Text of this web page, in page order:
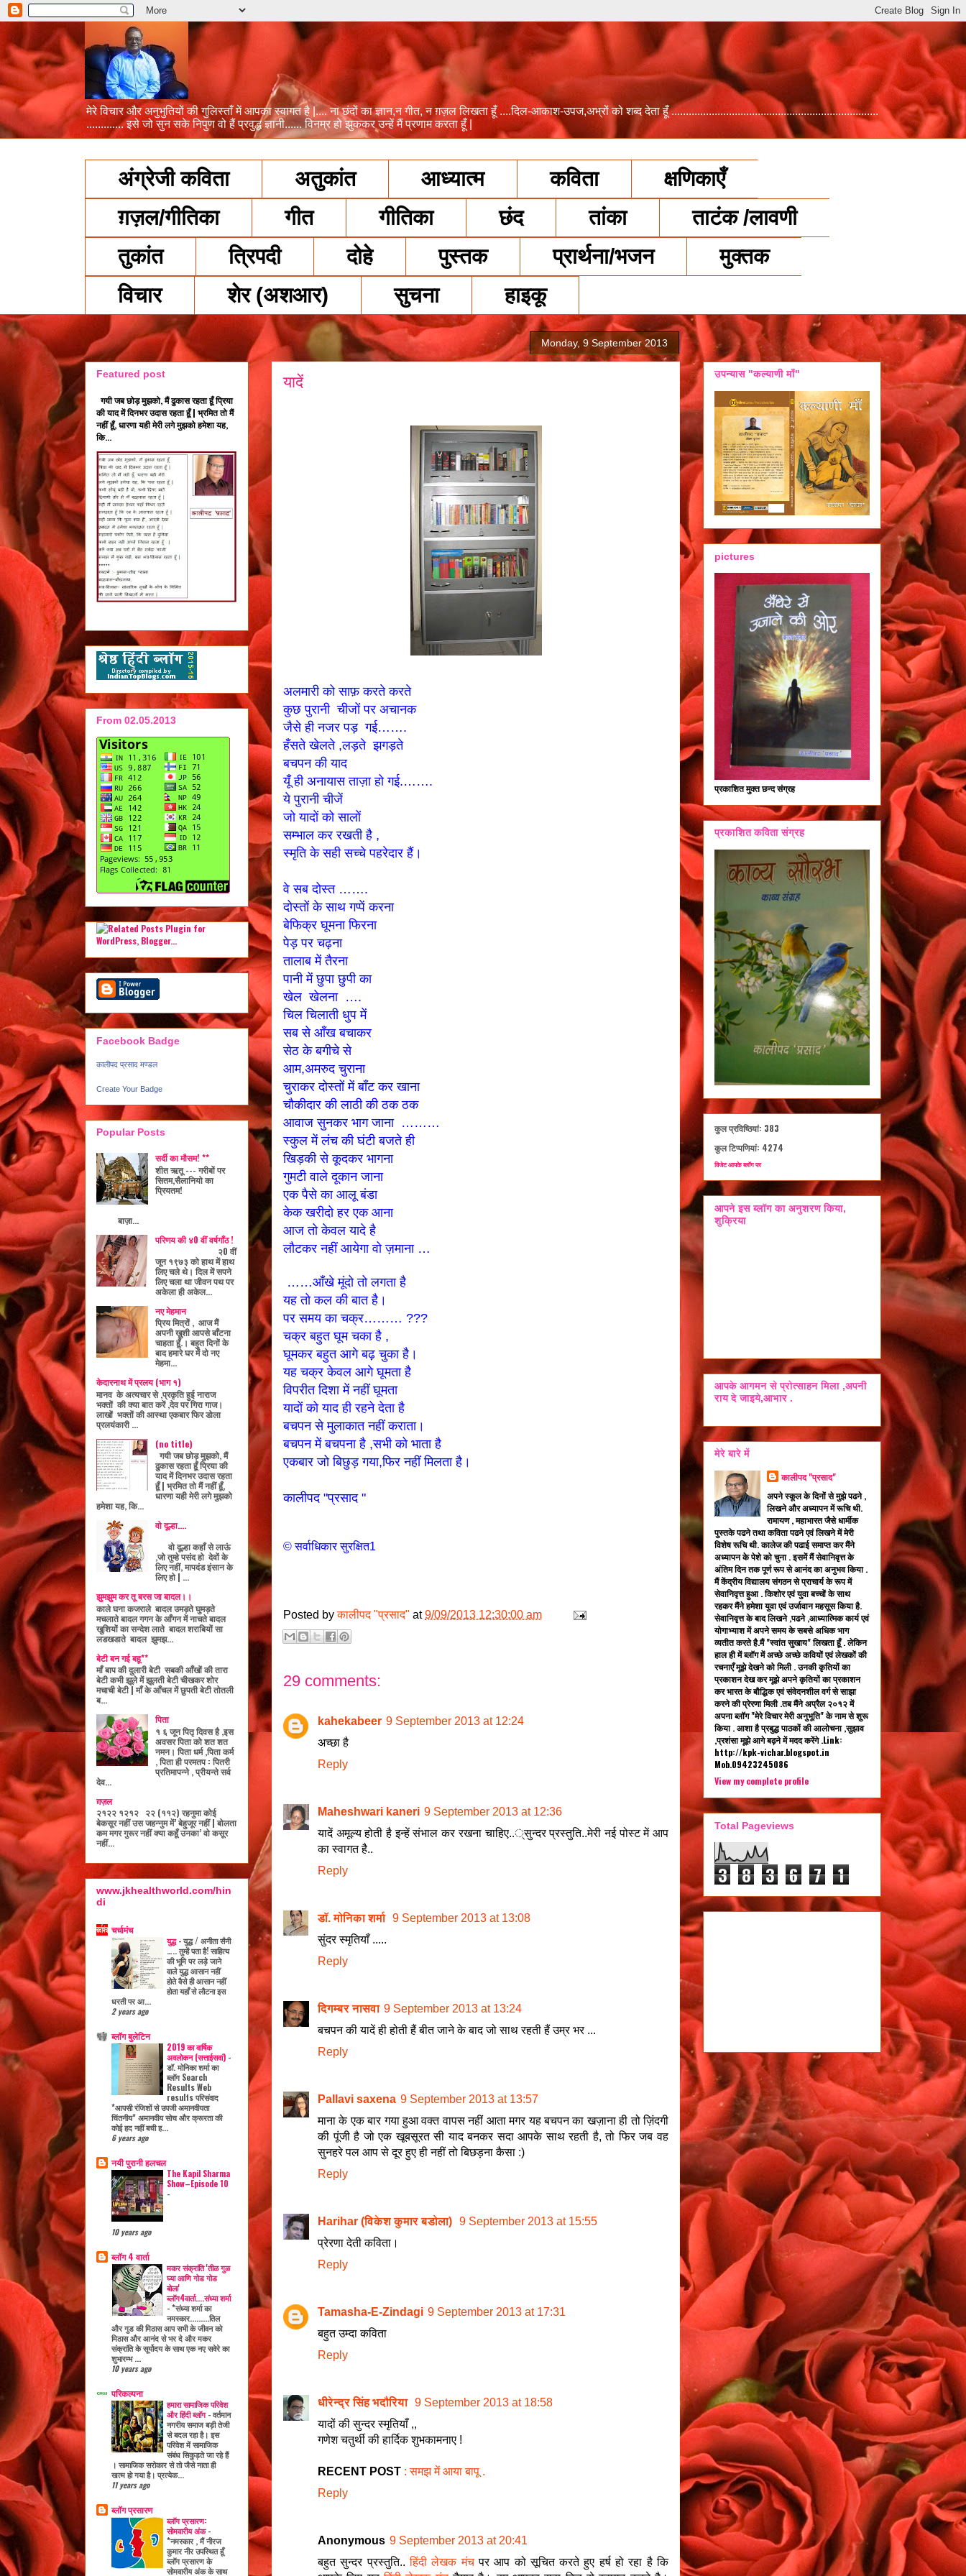
मेरे विचार और अनुभुतियों की गुलिस्ताँ में आपका स्वागत है |.... ना छंदों का ज्ञान,न गीत, न ग़ज़ल लिखता हूँ ....दिल-आकाश-उपज,अभ्रों को शब्द देता हूँ ........................................................................
............. इसे जो सुन सके निपुण वो हैं प्रवुद्ध ज्ञानी...... विनम्र हो झुककर उन्हें मैं प्रणाम करता हूँ |
अंग्रेजी कविता अतुकांत आध्यात्म कविता
क्षणिकाएँ
ग़ज़ल/गीतिका
गीत गीतिका छंद तांका
ताटंक /लावणी
तुकांत
त्रिपदी दोहे पुस्तक प्रार्थना/भजन
मुक्तक
विचार
शेर (अशआर) सुचना हाइकू
Monday, 9 September 2013
यादें
अलमारी को साफ़ करते करते
कुछ पुरानी चीजों पर अचानक
जैसे ही नजर पड़ गई…….
हँसते खेलते ,लड़ते झगड़ते
बचपन की याद
यूँ ही अनायास ताज़ा हो गई.…….
ये पुरानी चीजें
जो यादों को सालों
सम्भाल कर रखती है ,
स्मृति के सही सच्चे पहरेदार हैं।
वे सब दोस्त …….
दोस्तों के साथ गप्पें करना
बेफिक्र घूमना फिरना
पेड़ पर चढ़ना
तालाब में तैरना
पानी में छुपा छुपी का
खेल खेलना ….
चिल चिलाती धुप में
सब से आँख बचाकर
सेठ के बगीचे से
आम,अमरुद चुराना
चुराकर दोस्तों में बाँट कर खाना
चौकीदार की लाठी की ठक ठक
आवाज सुनकर भाग जाना ………
स्कुल में लंच की घंटी बजते ही
खिड़की से कूदकर भागना
गुमटी वाले दूकान जाना
एक पैसे का आलू बंडा
केक खरीदो हर एक आना
आज तो केवल यादे है
लौटकर नहीं आयेगा वो ज़माना …
……आँखे मूंदो तो लगता है
यह तो कल की बात है।
पर समय का चक्र……… ???
चक्र बहुत घूम चका है ,
घूमकर बहुत आगे बढ़ चुका है।
यह चक्र केवल आगे घूमता है
विपरीत दिशा में नहीं घूमता
यादों को याद ही रहने देता है
बचपन से मुलाकात नहीं कराता।
बचपन में बचपना है ,सभी को भाता है
एकबार जो बिछुड़ गया,फिर नहीं मिलता है।
कालीपद "प्रसाद "
© सर्वाधिकार सुरक्षित1
Posted byकालीपद "प्रसाद" at9/09/2013 12:30:00 am
29 comments:
kahekabeer 9 September 2013 at 12:24
अच्छा है
Reply
Maheshwari kaneri 9 September 2013 at 12:36
यादें अमूल्य होती है इन्हें संभाल कर रखना चाहिए..्सुन्दर प्रस्तुति..मेरी नई पोस्ट में आप
का स्वागत है..
Reply
डॉ. मोनिका शर्मा 9 September 2013 at 13:08
सुंदर स्मृतियाँ .....
Reply
दिगम्बर नासवा 9 September 2013 at 13:24
बचपन की यादें ही होती हैं बीत जाने के बाद जो साथ रहती हैं उम्र भर ...
Reply
Pallavi saxena 9 September 2013 at 13:57
माना के एक बार गया हुआ वक्त वापस नहीं आता मगर यह बचपन का खज़ाना ही तो ज़िंदगी
की पूंजी है जो एक खूबसूरत सी याद बनकर सदा आपके साथ रहती है, तो फिर जब वह
सुनहरे पल आप से दूर हुए ही नहीं तो बिछड़ना कैसा :)
Reply
Harihar (विकेश कुमार बडोला) 9 September 2013 at 15:55
प्रेरणा देती कविता।
Reply
Tamasha-E-Zindagi 9 September 2013 at 17:31
बहुत उम्दा कविता
Reply
धीरेन्द्र सिंह भदौरिया 9 September 2013 at 18:58
यादों की सुन्दर स्मृतियाँ ,,
गणेश चतुर्थी की हार्दिक शुभकामनाए !
RECENT POST : समझ में आया बापू .
Reply
Anonymous 9 September 2013 at 20:41
बहुत सुन्दर प्रस्तुति..हिंदी लेखक मंचपर आप को सूचित करते हुए हर्ष हो रहा है कि
Featured post
गयी जब छोड़ मुझको, मैं ढुकास रहता हूँ प्रिया
की याद में दिनभर उदास रहता हूँ | भ्रमित तो मैं
नहीं हूँ, धारणा यही मेरी लगे मुझको हमेशा यह,
कि...
From 02.05.2013
Facebook Badge
कालीपद प्रसाद मण्डल
Create Your Badge
Popular Posts
सर्दी का मौसम! **
शीत ऋतू --- गरीबों पर
सितम,सैलानियो का
प्रियतम!
बाज़ा...
परिणय की ४0 वीं वर्षगाँठ !
२0 वीं
जून १९७३ को हाथ में हाथ
लिए चले थे। दिल में सपने
लिए चला था जीवन पथ पर
अकेला ही अकेल...
नए मेहमान
प्रिय मित्रों , आज मैं
अपनी ख़ुशी आपसे बाँटना
चाहता हूँ.। बहुत दिनों के
बाद हमारे घर में दो नए
मेहमा...
केदारनाथ में प्रलय (भाग १)
मानव के अत्यचार से ,प्रकृति हुई नाराज
भक्तों की क्या बात करें ,देव पर गिरा गाज।
लाखों भक्तों की आस्था एकबार फिर डोला
प्रलयंकारी ...
(no title)
गयी जब छोड़ मुझको, मैं
ढुकास रहता हूँ प्रिया की
याद में दिनभर उदास रहता
हूँ | भ्रमित तो मैं नहीं हूँ,
धारणा यही मेरी लगे मुझको
हमेशा यह, कि...
वो दूल्हा....
वो दूल्हा कहाँ से लाऊं
,जो तुम्हे पसंद हो देवों के
लिए नहीं, मापदंड इंसान के
लिए हो | ...
झुमझुम कर तू बरस जा बादल।।
काले घना कजराले बादल उमड़ते घुमड़ते
मचलाते बादल गगन के आँगन में नाचते बादल
खुशियों का सन्देश लाते बादल शराबियों सा
लडखडाते बादल झुमझ...
बेटी बन गई बहू**
माँ बाप की दुलारी बेटी सबकी आँखों की तारा
बेटी कभी झूले में झूलती बेटी चीखकर शोर
मचाची बेटी | माँ के आँचल में छुपती बेटी तोतली
ब...
पिता
१ ६ जून पितृ दिवस है ,इस
अवसर पिता को शत शत
नमन। पिता धर्म ,पिता कर्म
, पिता ही परमतप : पितरी
प्रतिमापन्ने , प्रीयन्ते सर्व
देव...
ग़ज़ल
२१२२ १२१२ २२ (११२) रहनुमा कोई
बेकसूर नहीं उस जहन्नुम में’ बेहुजूर नहीं | बोलता
कम मगर गुरूर नहीं क्या कहूँ उनका’ वो कसूर
नहीं...
www.jkhealthworld.com/hin
di
चर्चामंच
युद्ध-युद्ध / अनीता सैनी
….. तुम्हें पता है! साहित्य
की भूमि पर लड़े जाने
वाले युद्ध आसान नहीं
होते वैसे ही आसान नहीं
होता यहाँ से लौटना इस
धरती पर आ...
2 years ago
ब्लॉग बुलेटिन
2019 का वार्षिक
अवलोकन (सत्ताईसवां) -
डॉ. मोनिका शर्मा का
ब्लॉग Search
Results Web
results परिसंवाद
*आपसी रंजिशों से उपजी अमानवीयता
चिंतनीय* अमानवीय सोच और क्रूरता की
कोई हद नहीं बची ह...
6 years ago
नयी पुरानी हलचल
The Kapil Sharma
Show–Episode 10
-
10 years ago
ब्लॉग 4 वार्ता
मकर संक्रांति 'तीळ गुळ
घ्या आणि गोड गोड
बोला'
ब्लॉग4वार्ता....संध्या शर्मा
-*संध्या शर्मा का
नमस्कार.........तिल
और गुड की मिठास आप सभी के जीवन को
मिठास और आनंद से भर दे और मकर
संक्रांति के सूर्योदय के साथ एक नए सवेरे का
शुभारम्भ ...
10 years ago
परिकल्पना
हमारा सामाजिक परिवेश
और हिंदी ब्लॉग-वर्तमान
नगरीय समाज बड़ी तेजी
से बदल रहा है। इस
परिवेश में सामाजिक
संबंध सिकुड़ते जा रहे हैं
। सामाजिक सरोकार से तो जैसे नाता ही
खत्म हो गया है। प्रत्येक...
11 years ago
ब्लॉग प्रसारण
ब्लॉग प्रसारण:
सोमवारीय अंक-
*नमस्कार , मैं नीरज
कुमार नीर उपस्थित हूँ
ब्लॉग प्रसारण के
सोमवारीय अंक के साथ
उपन्यास "कल्याणी माँ"
pictures
प्रकाशित मुक्त छन्द संग्रह
प्रकाशित कविता संग्रह
कुल प्रविष्ठियां: 383
कुल टिप्पणियां: 4274
विजेट आपके ब्लॉग पर
आपने इस ब्लॉग का अनुशरण किया,
शुक्रिया
आपके आगमन से प्रोत्साहन मिला ,अपनी
राय दे जाइये,आभार .
मेरे बारे में
कालीपद "प्रसाद"
अपने स्कूल के दिनों से मुझे पढने ,
लिखने और अध्यापन में रूचि थी.
रामायण , महाभारत जैसे धार्मीक
पुस्तके पढने तथा कविता पढने एवं लिखने में मेरी
विशेष रूचि थी. कालेज की पढाई समाप्त कर मैंने
अध्यापन के पेशे को चुना . इसमें मैं सेवानिवृत्त के
अंतिम दिन तक पूर्ण रूप से आनंद का अनुभव किया .
मैं केंद्रीय विद्यालय संगठन से प्राचार्य के रूप में
सेवानिवृत्त हुआ . किशोर एवं युवा बच्चों के साथ
रहकर मैंने हमेशा युवा एवं उर्जावान महसूस किया है.
सेवानिवृत्त के बाद लिखने ,पढने ,आध्यात्मिक कार्य एवं
योगाभ्याश में अपने समय के सबसे अधिक भाग
व्यतीत करते है.मैं "स्वांत सुखाय" लिखता हूँ . लेकिन
हाल ही में ब्लॉग में अच्छे अच्छे कवियों एवं लेखकों की
रचनाएँ मूझे देखने को मिली . उनकी कृतियों का
प्रकाशन देख कर मूझे अपने कृतियों का प्रकाशन
कर भारत के बौद्धिक एवं संवेदनशील वर्ग से साझा
करने की प्रेरणा मिली .तब मैंने अप्रैल २०१२ में
अपना ब्लॉग "मेरे विचार मेरी अनुभूति" के नाम से शुरू
किया . आशा है प्रबुद्ध पाठकों की आलोचना ,सुझाव
,प्रशंसा मूझे आगे बढ़ने में मदद करेंगे .Link:
http://kpk-vichar.blogspot.in
Mob.09423245086
View my complete profile
Total Pageviews
3 8 3 6 7 1